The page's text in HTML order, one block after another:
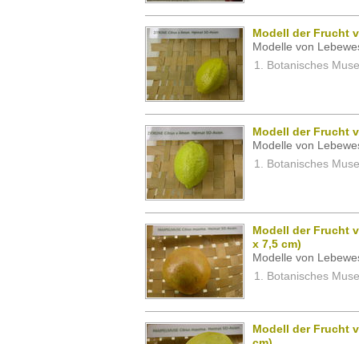
Modell der Frucht
Modelle von
Botanisches
Modell der Frucht
Modelle von
Botanisches
Modell der Frucht
x 7,5 cm)
Modelle von
Botanisches
Modell der Frucht